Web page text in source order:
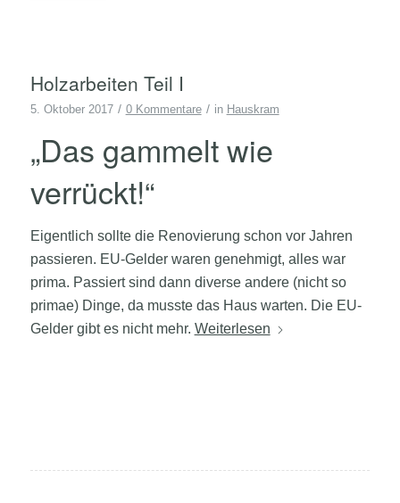
Holzarbeiten Teil I
5. Oktober 2017 / 0 Kommentare / in Hauskram
„Das gammelt wie
verrückt!“
Eigentlich sollte die Renovierung schon vor Jahren
passieren. EU-Gelder waren genehmigt, alles war
prima. Passiert sind dann diverse andere (nicht so
primae) Dinge, da musste das Haus warten. Die EU-
Gelder gibt es nicht mehr. Weiterlesen